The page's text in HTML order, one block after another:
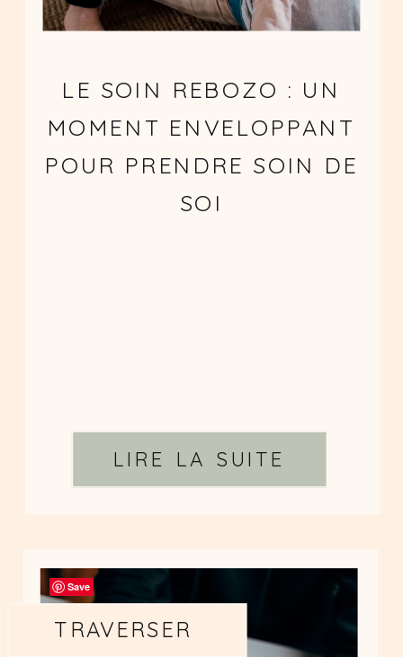
LIRE LA SUITE
LE SOIN REBOZO : UN
MOMENT ENVELOPPANT
POUR PRENDRE SOIN DE
SOI
TRAVERSER
Save